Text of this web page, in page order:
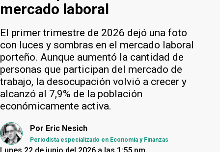
mercado laboral
El primer trimestre de 2026 dejó una foto
con luces y sombras en el mercado laboral
porteño. Aunque aumentó la cantidad de
personas que participan del mercado de
trabajo, la desocupación volvió a crecer y
alcanzó al 7,9% de la población
económicamente activa.
Por Eric Nesich
Periodista especializado en Economía y Finanzas